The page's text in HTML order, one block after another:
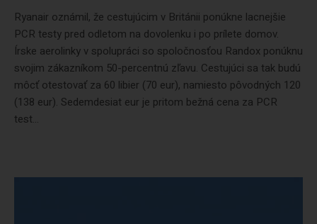
Ryanair oznámil, že cestujúcim v Británii ponúkne lacnejšie
PCR testy pred odletom na dovolenku i po prílete domov.
Írske aerolinky v spolupráci so spoločnosťou Randox ponúknu
svojim zákazníkom 50-percentnú zľavu. Cestujúci sa tak budú
môcť otestovať za 60 libier (70 eur), namiesto pôvodných 120
(138 eur). Sedemdesiat eur je pritom bežná cena za PCR
test...